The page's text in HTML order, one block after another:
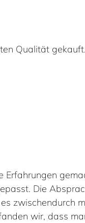
Qualität
Die
zwischendurch
wir, dass